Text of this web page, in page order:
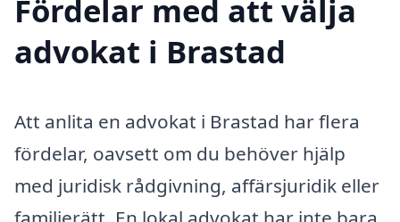
Fördelar med att välja
advokat i Brastad
Att anlita en advokat i Brastad har flera
fördelar, oavsett om du behöver hjälp
med juridisk rådgivning, affärsjuridik eller